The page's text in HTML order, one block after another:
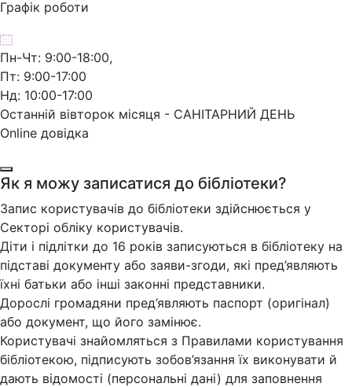
Графік роботи
Пн-Чт: 9:00-18:00,
Пт: 9:00-17:00
Нд: 10:00-17:00
Останній вівторок місяця - САНІТАРНИЙ ДЕНЬ
Online довідка
Як я можу записатися до бібліотеки?
Запис користувачів до бібліотеки здійснюється у
Секторі обліку користувачів.
Діти і підлітки до 16 років записуються в бібліотеку на
підставі документу або заяви-згоди, які пред’являють
їхні батьки або інші законні представники.
Дорослі громадяни пред’являють паспорт (оригінал)
або документ, що його замінює.
Користувачі знайомляться з Правилами користування
бібліотекою, підписують зобов’язання їх виконувати й
дають відомості (персональні дані) для заповнення